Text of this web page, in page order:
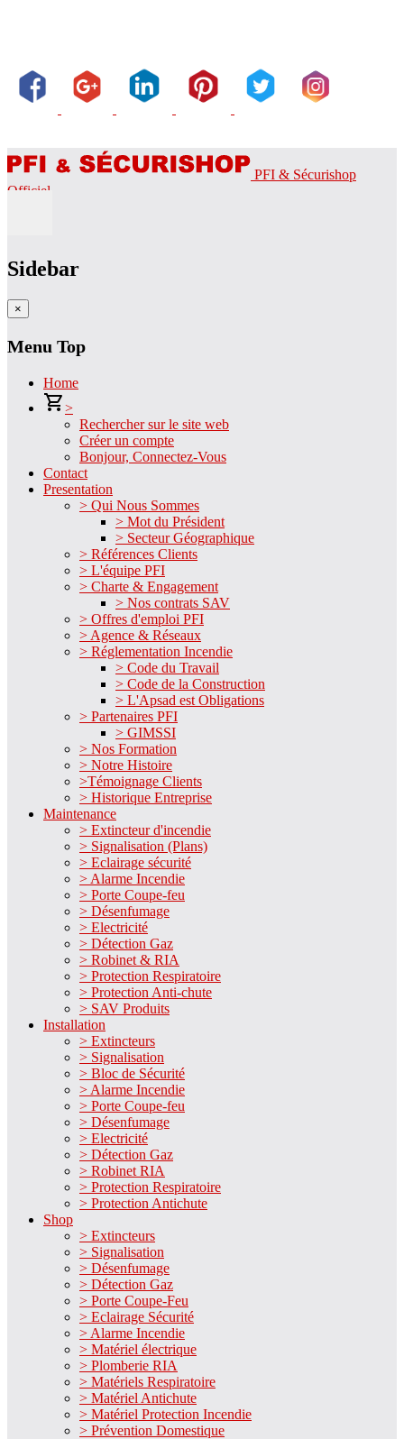
PFI & Sécurishop
Officiel
Sidebar
×
Menu Top
Home
>
Rechercher sur le site web
Créer un compte
Bonjour, Connectez-Vous
Contact
Presentation
> Qui Nous Sommes
> Mot du Président
> Secteur Géographique
> Références Clients
> L'équipe PFI
> Charte & Engagement
> Nos contrats SAV
> Offres d'emploi PFI
> Agence & Réseaux
> Réglementation Incendie
> Code du Travail
> Code de la Construction
> L'Apsad est Obligations
> Partenaires PFI
> GIMSSI
> Nos Formation
> Notre Histoire
>Témoignage Clients
> Historique Entreprise
Maintenance
> Extincteur d'incendie
> Signalisation (Plans)
> Eclairage sécurité
> Alarme Incendie
> Porte Coupe-feu
> Désenfumage
> Electricité
> Détection Gaz
> Robinet & RIA
> Protection Respiratoire
> Protection Anti-chute
> SAV Produits
Installation
> Extincteurs
> Signalisation
> Bloc de Sécurité
> Alarme Incendie
> Porte Coupe-feu
> Désenfumage
> Electricité
> Détection Gaz
> Robinet RIA
> Protection Respiratoire
> Protection Antichute
Shop
> Extincteurs
> Signalisation
> Désenfumage
> Détection Gaz
> Porte Coupe-Feu
> Eclairage Sécurité
> Alarme Incendie
> Matériel électrique
> Plomberie RIA
> Matériels Respiratoire
> Matériel Antichute
> Matériel Protection Incendie
> Prévention Domestique